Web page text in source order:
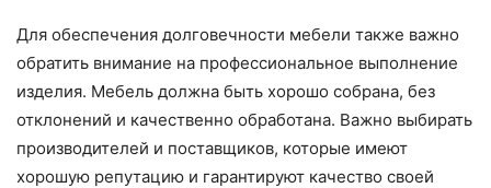
Для обеспечения долговечности мебели также важно
обратить внимание на профессиональное выполнение
изделия. Мебель должна быть хорошо собрана, без
отклонений и качественно обработана. Важно выбирать
производителей и поставщиков, которые имеют
хорошую репутацию и гарантируют качество своей